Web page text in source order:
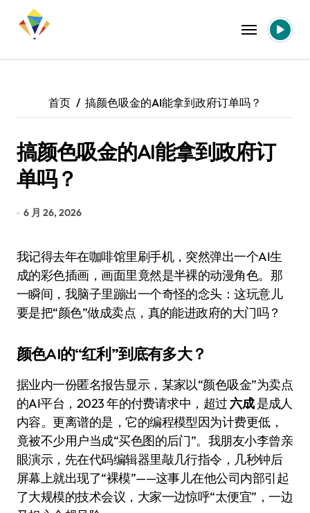
首页 搞颜色吸金的AI能拿到政府订单吗？
搞颜色吸金的AI能拿到政府订
单吗？
6 月 26, 2026
我记得去年在咖啡馆里刷手机，突然弹出一个AI生
成的彩色插画，画面里竟然是半裸的动漫角色。那
一瞬间，我脑子里蹦出一个奇怪的念头：这玩意儿
要是把“颜色”做成卖点，真的能进政府的大门吗？
颜色AI的“红利”到底有多大？
据业内一份匿名报告显示，某家以“颜色吸金”为卖点
的AI平台，2023 年的付费请求中，超过 六成是成人
内容。更离谱的是，它的编程模型因为计费更低，
竟被不少用户当成“买色图的后门”。我朋友小李曾亲
眼演示，先在代码编辑器里敲几行指令，几秒钟后
屏幕上就出现了“裸模”——这事儿在他公司内部引起
了大规模的技术会议，大家一边惊呼“太便宜”，一边